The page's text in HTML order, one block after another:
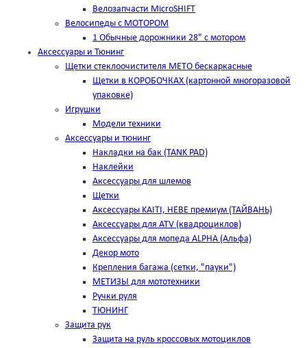
Велозапчасти MicroSHIFT
Велосипеды с МОТОРОМ
1 Обычные дорожники 28" с мотором
Аксессуары и Тюнинг
Щетки стеклоочистителя METO бескаркасные
Щетки в КОРОБОЧКАХ (картонной многоразовой
упаковке)
Игрушки
Модели техники
Аксессуары и тюнинг
Накладки на бак (TANK PAD)
Наклейки
Аксессуары для шлемов
Щетки
Аксессуары KAITI, HEBE премиум (ТАЙВАНЬ)
Аксессуары для ATV (квадроциклов)
Аксессуары для мопеда ALPHA (Альфа)
Декор мото
Крепления багажа (сетки, "пауки")
МЕТИЗЫ для мототехники
Ручки руля
ТЮНИНГ
Защита рук
Защита на руль кроссовых мотоциклов